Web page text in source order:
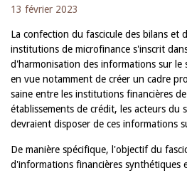
13 février 2023
La confection du fascicule des bilans et
institutions de microfinance s'inscrit
d'harmonisation des informations sur le
en vue notamment de créer un cadre
saine entre les institutions financières
établissements de crédit, les acteurs du
devraient disposer de ces informations
De manière spécifique, l'objectif du
d'informations financières synthétiques